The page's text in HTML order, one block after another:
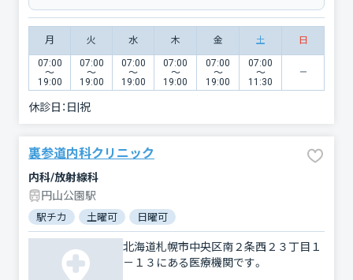
月 火 水 木 金 土 日
07:00
〜
19:00
07:00
〜
19:00
07:00
〜
19:00
07:00
〜
19:00
07:00
〜
19:00
07:00
〜
11:30
休診日： 日|祝
裏参道内科クリニック
内科/放射線科
円山公園駅
駅チカ 土曜可 日曜可
北海道札幌市中央区南２条西２３丁目１
－１３にある医療機関です。